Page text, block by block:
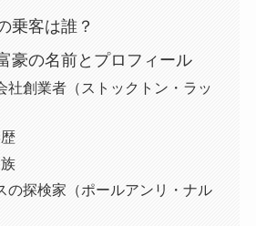
乗客は誰？
豪の名前とプロフィール
社創業者（ストックトン・ラッ
の探検家（ポールアンリ・ナル